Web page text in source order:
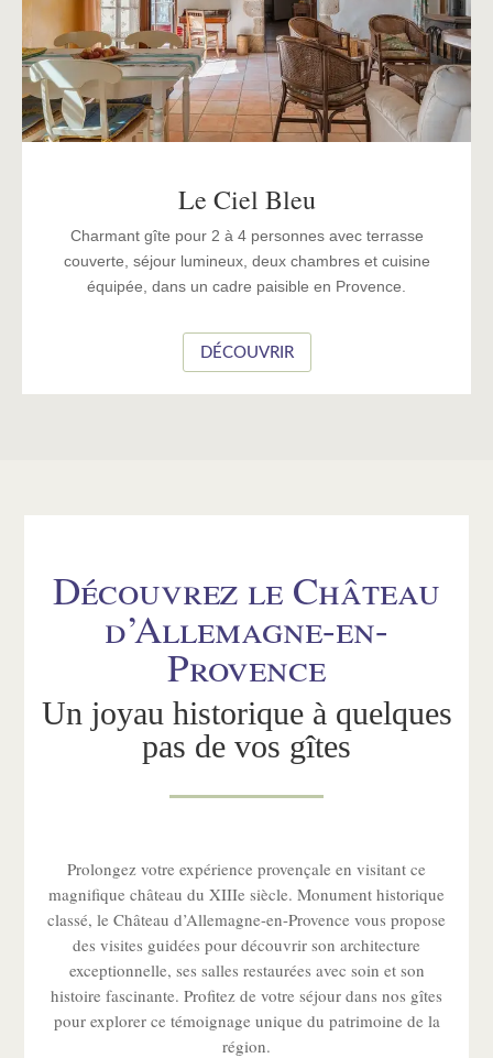
Le Ciel Bleu
Charmant gîte pour 2 à 4 personnes avec terrasse
couverte, séjour lumineux, deux chambres et cuisine
équipée, dans un cadre paisible en Provence.
DÉCOUVRIR
Découvrez le Château
d’Allemagne-en-
Provence
Un joyau historique à quelques
pas de vos gîtes
Prolongez votre expérience provençale en visitant ce
magnifique château du XIIIe siècle. Monument historique
classé, le Château d’Allemagne-en-Provence vous propose
des visites guidées pour découvrir son architecture
exceptionnelle, ses salles restaurées avec soin et son
histoire fascinante. Profitez de votre séjour dans nos gîtes
pour explorer ce témoignage unique du patrimoine de la
région.